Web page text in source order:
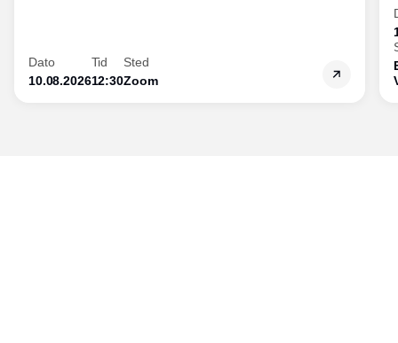
inden for bæredygtig forretningsudvikling - så du
skaber værdi for både samfund og bundlinje.
Dato
10.08.2026
Tid
12:30
Sted
Zoom